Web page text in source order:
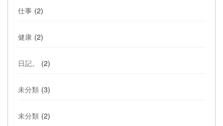
仕事 (2)
健康 (2)
日記。 (2)
未分類 (3)
未分類 (2)